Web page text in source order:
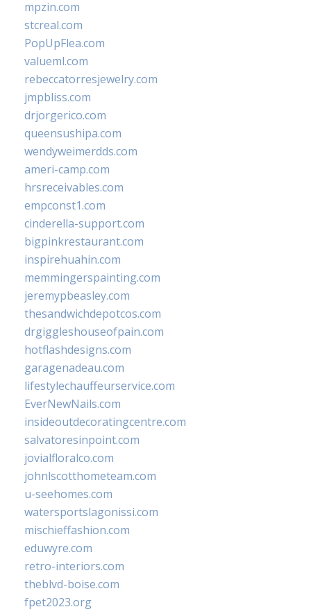
mpzin.com
stcreal.com
PopUpFlea.com
valueml.com
rebeccatorresjewelry.com
jmpbliss.com
drjorgerico.com
queensushipa.com
wendyweimerdds.com
ameri-camp.com
hrsreceivables.com
empconst1.com
cinderella-support.com
bigpinkrestaurant.com
inspirehuahin.com
memmingerspainting.com
jeremypbeasley.com
thesandwichdepotcos.com
drgiggleshouseofpain.com
hotflashdesigns.com
garagenadeau.com
lifestylechauffeurservice.com
EverNewNails.com
insideoutdecoratingcentre.com
salvatoresinpoint.com
jovialfloralco.com
johnlscotthometeam.com
u-seehomes.com
watersportslagonissi.com
mischieffashion.com
eduwyre.com
retro-interiors.com
theblvd-boise.com
fpet2023.org